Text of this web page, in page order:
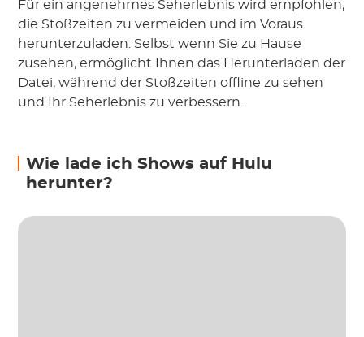
Für ein angenehmes Seherlebnis wird empfohlen,
die Stoßzeiten zu vermeiden und im Voraus
herunterzuladen. Selbst wenn Sie zu Hause
zusehen, ermöglicht Ihnen das Herunterladen der
Datei, während der Stoßzeiten offline zu sehen
und Ihr Seherlebnis zu verbessern.
Wie lade ich Shows auf Hulu
herunter?